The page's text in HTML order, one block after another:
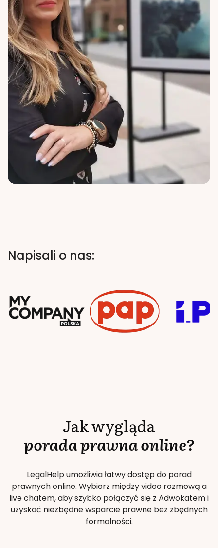
Napisali o nas:
Jak wygląda
porada prawna online?
LegalHelp umożliwia łatwy dostęp do porad
prawnych online. Wybierz między video rozmową a
live chatem, aby szybko połączyć się z Adwokatem i
uzyskać niezbędne wsparcie prawne bez zbędnych
formalności.